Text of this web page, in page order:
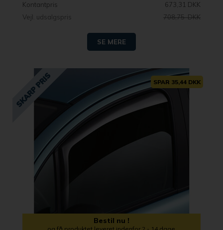
Kontantpris
673,31 DKK
Vejl. udsalgspris
708,75 DKK
SE MERE
SPAR 35,44 DKK
Bestil nu !